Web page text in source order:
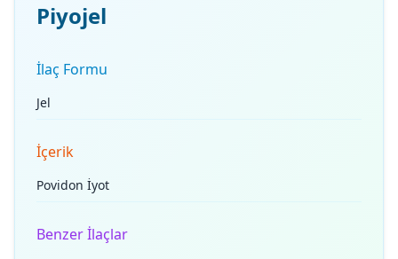
Piyojel
İlaç Formu
Jel
İçerik
Povidon İyot
Benzer İlaçlar